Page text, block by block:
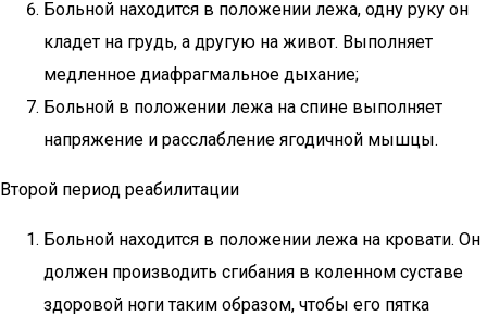
Больной находится в положении лежа, одну руку он
кладет на грудь, а другую на живот. Выполняет
медленное диафрагмальное дыхание;
Больной в положении лежа на спине выполняет
напряжение и расслабление ягодичной мышцы.
Второй период реабилитации
Больной находится в положении лежа на кровати. Он
должен производить сгибания в коленном суставе
здоровой ноги таким образом, чтобы его пятка